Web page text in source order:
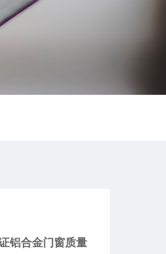
铝合金门窗质量